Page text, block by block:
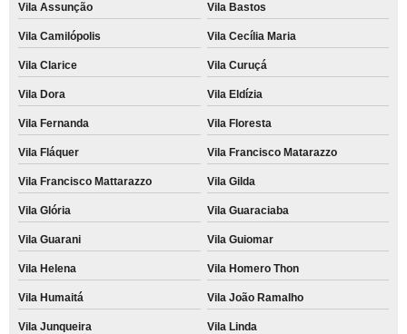
Vila Assunção Vila Bastos
Vila Camilópolis Vila Cecília Maria
Vila Clarice Vila Curuçá
Vila Dora Vila Eldízia
Vila Fernanda Vila Floresta
Vila Fláquer Vila Francisco Matarazzo
Vila Francisco Mattarazzo Vila Gilda
Vila Glória Vila Guaraciaba
Vila Guarani Vila Guiomar
Vila Helena Vila Homero Thon
Vila Humaitá Vila João Ramalho
Vila Junqueira Vila Linda